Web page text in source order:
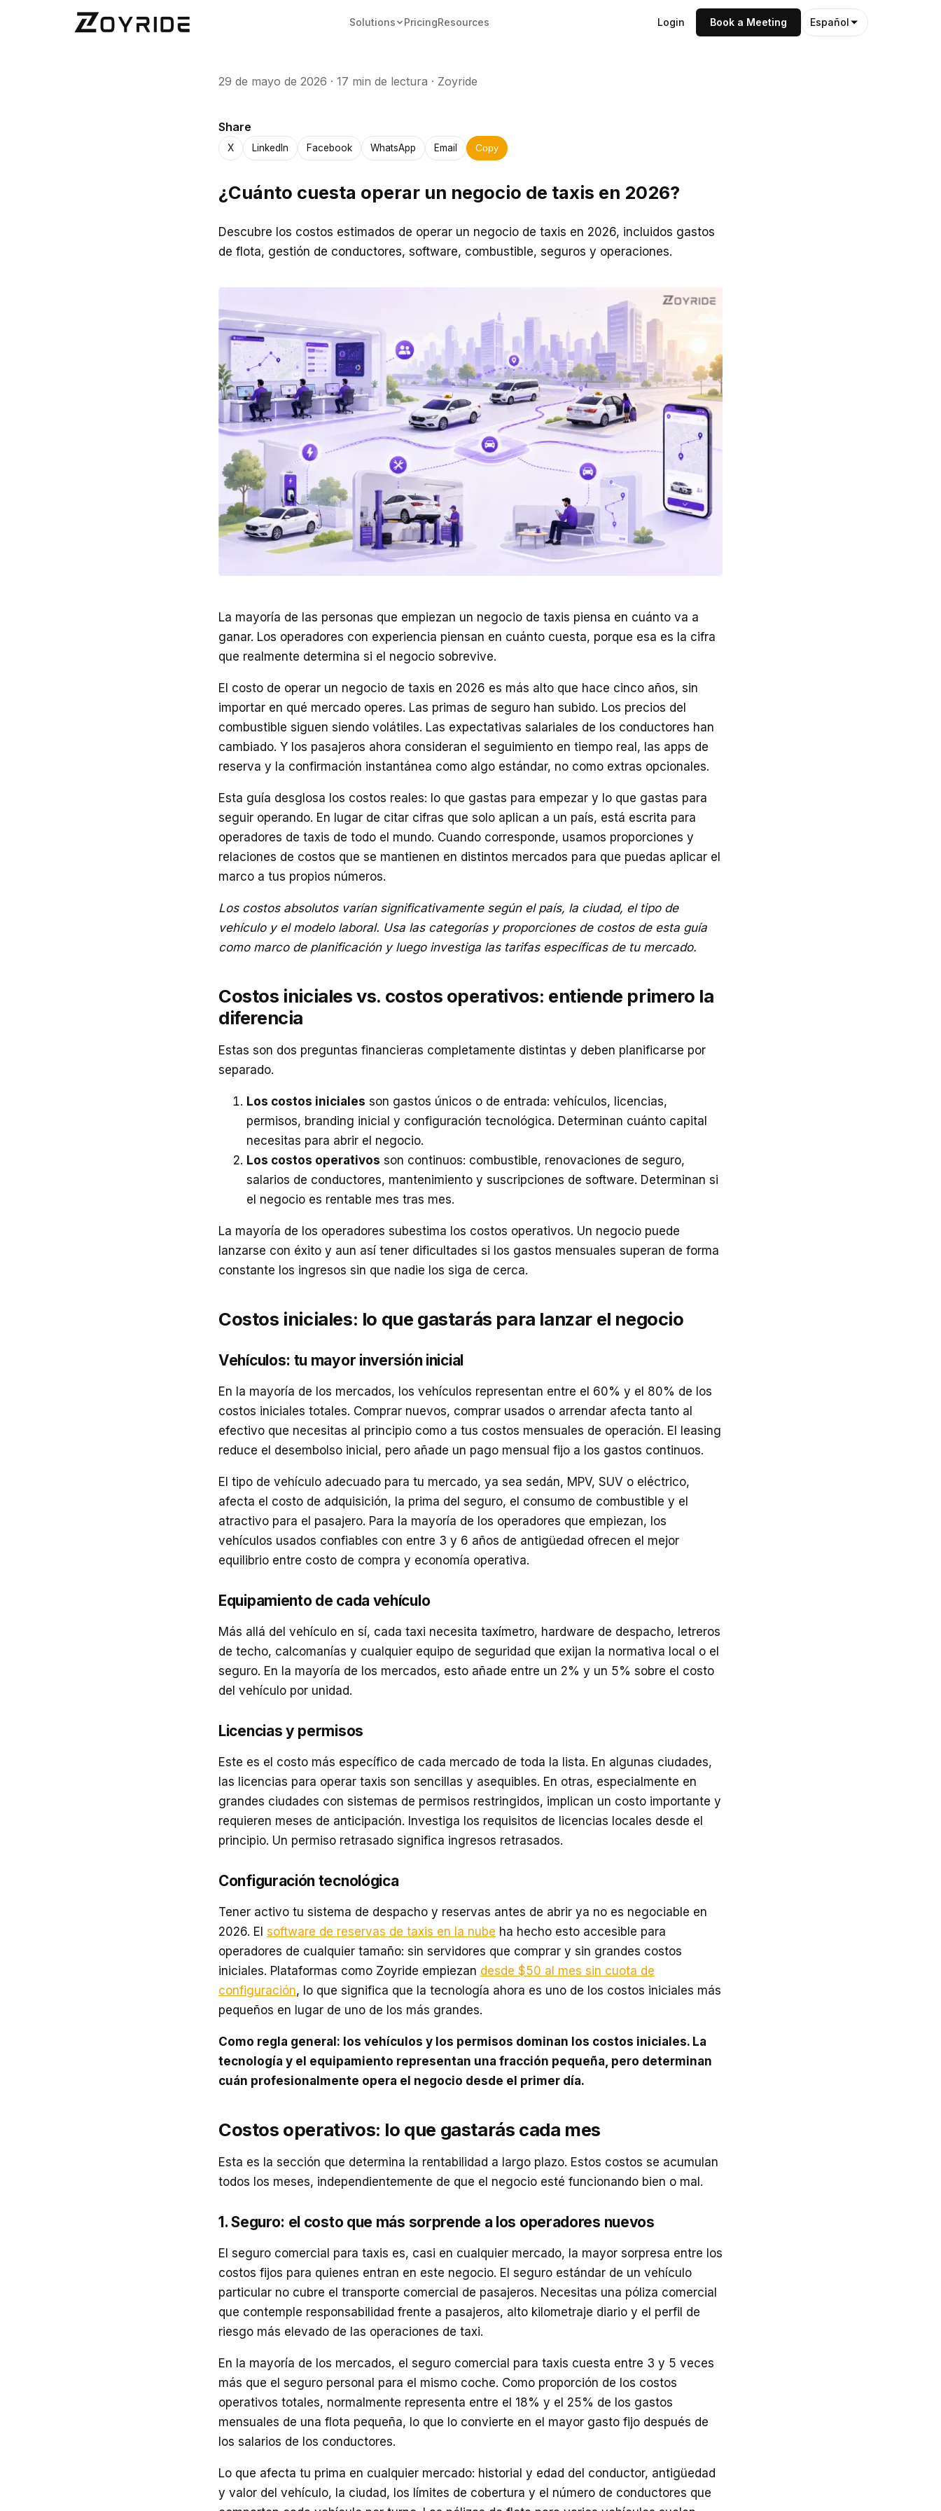
Solutions PricingResources Login Book a Meeting Español
29 de mayo de 2026 · 17 min de lectura · Zoyride
Share
X LinkedIn Facebook WhatsApp Email Copy
¿Cuánto cuesta operar un negocio de taxis en 2026?
Descubre los costos estimados de operar un negocio de taxis en 2026, incluidos gastos
de flota, gestión de conductores, software, combustible, seguros y operaciones.
La mayoría de las personas que empiezan un negocio de taxis piensa en cuánto va a
ganar. Los operadores con experiencia piensan en cuánto cuesta, porque esa es la cifra
que realmente determina si el negocio sobrevive.
El costo de operar un negocio de taxis en 2026 es más alto que hace cinco años, sin
importar en qué mercado operes. Las primas de seguro han subido. Los precios del
combustible siguen siendo volátiles. Las expectativas salariales de los conductores han
cambiado. Y los pasajeros ahora consideran el seguimiento en tiempo real, las apps de
reserva y la confirmación instantánea como algo estándar, no como extras opcionales.
Esta guía desglosa los costos reales: lo que gastas para empezar y lo que gastas para
seguir operando. En lugar de citar cifras que solo aplican a un país, está escrita para
operadores de taxis de todo el mundo. Cuando corresponde, usamos proporciones y
relaciones de costos que se mantienen en distintos mercados para que puedas aplicar el
marco a tus propios números.
Los costos absolutos varían significativamente según el país, la ciudad, el tipo de
vehículo y el modelo laboral. Usa las categorías y proporciones de costos de esta guía
como marco de planificación y luego investiga las tarifas específicas de tu mercado.
Costos iniciales vs. costos operativos: entiende primero la
diferencia
Estas son dos preguntas financieras completamente distintas y deben planificarse por
separado.
Los costos iniciales son gastos únicos o de entrada: vehículos, licencias,
permisos, branding inicial y configuración tecnológica. Determinan cuánto capital
necesitas para abrir el negocio.
Los costos operativos son continuos: combustible, renovaciones de seguro,
salarios de conductores, mantenimiento y suscripciones de software. Determinan si
el negocio es rentable mes tras mes.
La mayoría de los operadores subestima los costos operativos. Un negocio puede
lanzarse con éxito y aun así tener dificultades si los gastos mensuales superan de forma
constante los ingresos sin que nadie los siga de cerca.
Costos iniciales: lo que gastarás para lanzar el negocio
Vehículos: tu mayor inversión inicial
En la mayoría de los mercados, los vehículos representan entre el 60% y el 80% de los
costos iniciales totales. Comprar nuevos, comprar usados o arrendar afecta tanto al
efectivo que necesitas al principio como a tus costos mensuales de operación. El leasing
reduce el desembolso inicial, pero añade un pago mensual fijo a los gastos continuos.
El tipo de vehículo adecuado para tu mercado, ya sea sedán, MPV, SUV o eléctrico,
afecta el costo de adquisición, la prima del seguro, el consumo de combustible y el
atractivo para el pasajero. Para la mayoría de los operadores que empiezan, los
vehículos usados confiables con entre 3 y 6 años de antigüedad ofrecen el mejor
equilibrio entre costo de compra y economía operativa.
Equipamiento de cada vehículo
Más allá del vehículo en sí, cada taxi necesita taxímetro, hardware de despacho, letreros
de techo, calcomanías y cualquier equipo de seguridad que exijan la normativa local o el
seguro. En la mayoría de los mercados, esto añade entre un 2% y un 5% sobre el costo
del vehículo por unidad.
Licencias y permisos
Este es el costo más específico de cada mercado de toda la lista. En algunas ciudades,
las licencias para operar taxis son sencillas y asequibles. En otras, especialmente en
grandes ciudades con sistemas de permisos restringidos, implican un costo importante y
requieren meses de anticipación. Investiga los requisitos de licencias locales desde el
principio. Un permiso retrasado significa ingresos retrasados.
Configuración tecnológica
Tener activo tu sistema de despacho y reservas antes de abrir ya no es negociable en
2026. El software de reservas de taxis en la nube ha hecho esto accesible para
operadores de cualquier tamaño: sin servidores que comprar y sin grandes costos
iniciales. Plataformas como Zoyride empiezan desde $50 al mes sin cuota de
configuración, lo que significa que la tecnología ahora es uno de los costos iniciales más
pequeños en lugar de uno de los más grandes.
Como regla general: los vehículos y los permisos dominan los costos iniciales. La
tecnología y el equipamiento representan una fracción pequeña, pero determinan
cuán profesionalmente opera el negocio desde el primer día.
Costos operativos: lo que gastarás cada mes
Esta es la sección que determina la rentabilidad a largo plazo. Estos costos se acumulan
todos los meses, independientemente de que el negocio esté funcionando bien o mal.
1. Seguro: el costo que más sorprende a los operadores nuevos
El seguro comercial para taxis es, casi en cualquier mercado, la mayor sorpresa entre los
costos fijos para quienes entran en este negocio. El seguro estándar de un vehículo
particular no cubre el transporte comercial de pasajeros. Necesitas una póliza comercial
que contemple responsabilidad frente a pasajeros, alto kilometraje diario y el perfil de
riesgo más elevado de las operaciones de taxi.
En la mayoría de los mercados, el seguro comercial para taxis cuesta entre 3 y 5 veces
más que el seguro personal para el mismo coche. Como proporción de los costos
operativos totales, normalmente representa entre el 18% y el 25% de los gastos
mensuales de una flota pequeña, lo que lo convierte en el mayor gasto fijo después de
los salarios de los conductores.
Lo que afecta tu prima en cualquier mercado: historial y edad del conductor, antigüedad
y valor del vehículo, la ciudad, los límites de cobertura y el número de conductores que